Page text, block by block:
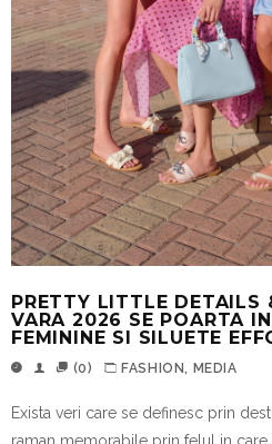
PRETTY LITTLE DETAILS
VARA 2026 SE POARTA
FEMININE SI SILUETE
(0) FASHION, MEDIA
Exista veri care se definesc prin